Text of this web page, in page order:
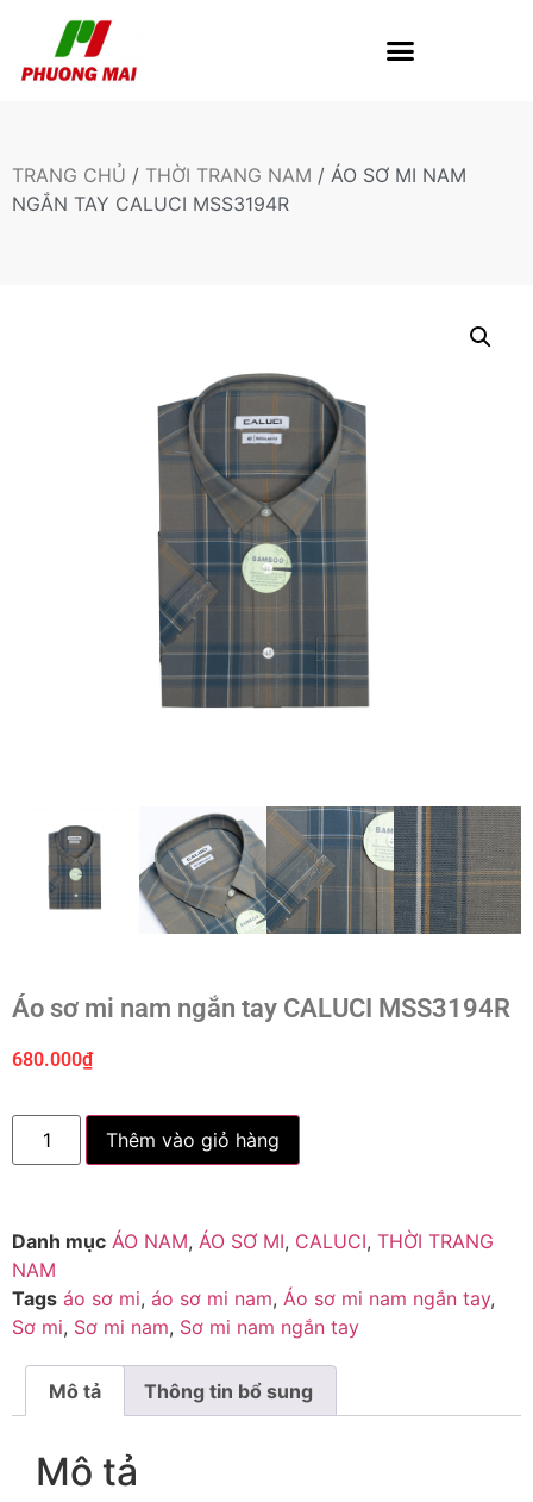
TRANG CHỦ / THỜI TRANG NAM / ÁO SƠ MI NAM
NGẮN TAY CALUCI MSS3194R
Áo sơ mi nam ngắn tay CALUCI MSS3194R
680.000₫
Thêm vào giỏ hàng
Danh mục ÁO NAM, ÁO SƠ MI, CALUCI, THỜI TRANG
NAM
Tags áo sơ mi, áo sơ mi nam, Áo sơ mi nam ngắn tay,
Sơ mi, Sơ mi nam, Sơ mi nam ngắn tay
Mô tả Thông tin bổ sung
Mô tả